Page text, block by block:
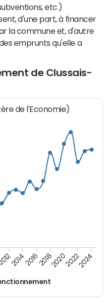
etc.)
d'une part, à financer
la commune et, d'autre
emprunts qu'elle a
de Clussais-
de l'Economie)
201420162018202020222024